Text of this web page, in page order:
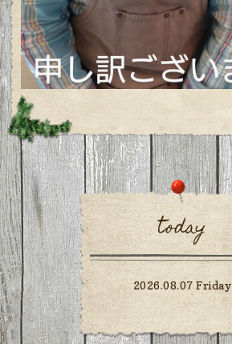
today
2026.08.07 Friday